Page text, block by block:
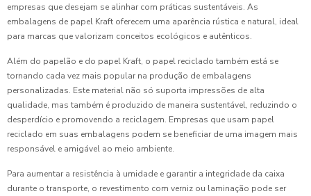
empresas que desejam se alinhar com práticas sustentáveis. As
embalagens de papel Kraft oferecem uma aparência rústica e natural, ideal
para marcas que valorizam conceitos ecológicos e autênticos.
Além do papelão e do papel Kraft, o papel reciclado também está se
tornando cada vez mais popular na produção de embalagens
personalizadas. Este material não só suporta impressões de alta
qualidade, mas também é produzido de maneira sustentável, reduzindo o
desperdício e promovendo a reciclagem. Empresas que usam papel
reciclado em suas embalagens podem se beneficiar de uma imagem mais
responsável e amigável ao meio ambiente.
Para aumentar a resistência à umidade e garantir a integridade da caixa
durante o transporte, o revestimento com verniz ou laminação pode ser